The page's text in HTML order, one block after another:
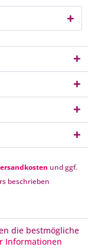
und ggf.
beschrieben
die bestmögliche
Informationen